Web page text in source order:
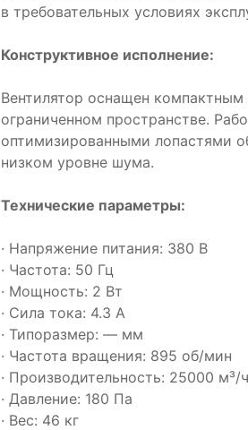
в требовательных условиях
Конструктивное исполнение:
Вентилятор оснащен
ограниченном пространстве.
оптимизированными лопастями
низком уровне шума.
Технические параметры:
· Напряжение питания: 380 В
· Частота: 50 Гц
· Мощность: 2 Вт
· Сила тока: 4.3 А
· Типоразмер: — мм
· Частота вращения: 895 об/мин
· Производительность: 25000 м³/ч
· Давление: 180 Па
· Вес: 46 кг